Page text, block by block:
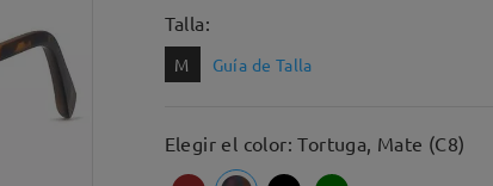
Talla:
M Guía de Talla
Elegir el color: Tortuga, Mate (C8)